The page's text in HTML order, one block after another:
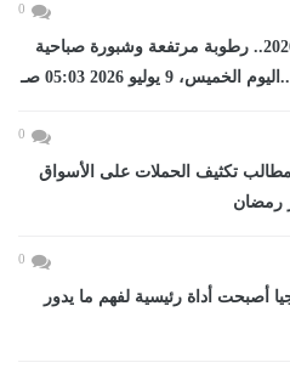
0
طقس الخميس 9 يوليو 2026.. رطوبة مرتفعة وشبورة صباحية
9 يوليو 2026 05:03 صـ
0
مطالب تكثيف الحملات على الأسواق
رمضان
0
أصبحت أداة رئيسية لفهم ما يدور